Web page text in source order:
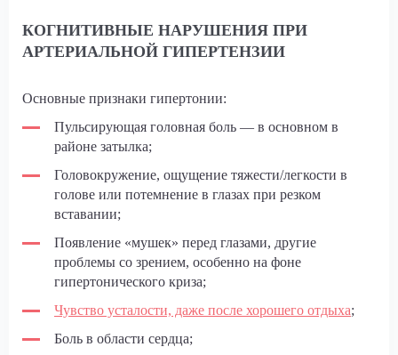
КОГНИТИВНЫЕ НАРУШЕНИЯ ПРИ
АРТЕРИАЛЬНОЙ ГИПЕРТЕНЗИИ
Основные признаки гипертонии:
Пульсирующая головная боль — в основном в
районе затылка;
Головокружение, ощущение тяжести/легкости в
голове или потемнение в глазах при резком
вставании;
Появление «мушек» перед глазами, другие
проблемы со зрением, особенно на фоне
гипертонического криза;
Чувство усталости, даже после хорошего отдыха;
Боль в области сердца;